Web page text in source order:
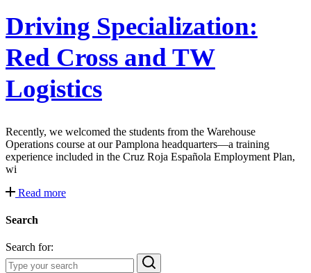
Driving Specialization:
Red Cross and TW
Logistics
Recently, we welcomed the students from the Warehouse
Operations course at our Pamplona headquarters—a training
experience included in the Cruz Roja Española Employment Plan,
wi
Read more
Search
Search for: